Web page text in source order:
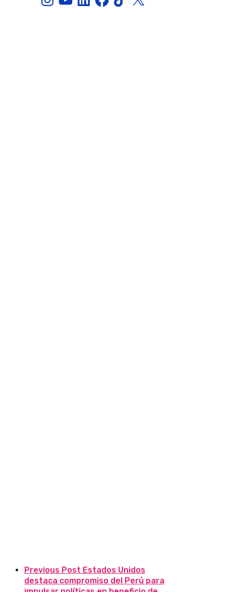
Previous Post Estados Unidos
destaca compromiso del Perú para